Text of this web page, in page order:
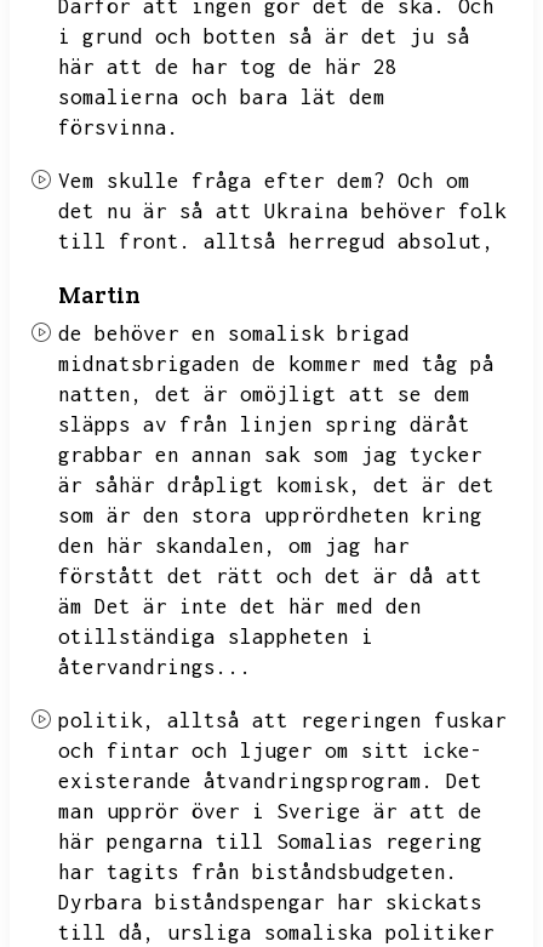
Därför att ingen gör det de ska.
Och
i grund och botten så är det ju så
här att de har tog de här 28
somalierna och bara lät dem
försvinna.
Vem skulle fråga efter dem? Och om
det nu är så att Ukraina behöver folk
till front.
alltså herregud absolut,
Martin
de behöver en somalisk brigad
midnatsbrigaden de kommer med tåg på
natten,
det är omöjligt att se dem
släpps av från linjen spring däråt
grabbar en annan sak som jag tycker
är såhär dråpligt komisk,
det är det
som är den stora upprördheten kring
den här skandalen,
om jag har
förstått det rätt och det är då att
äm Det är inte det här med den
otillständiga slappheten i
återvandrings...
politik,
alltså att regeringen fuskar
och fintar och ljuger om sitt icke-
existerande åtvandringsprogram.
Det
man upprör över i Sverige är att de
här pengarna till Somalias regering
har tagits från biståndsbudgeten.
Dyrbara biståndspengar har skickats
till då,
ursliga somaliska politiker